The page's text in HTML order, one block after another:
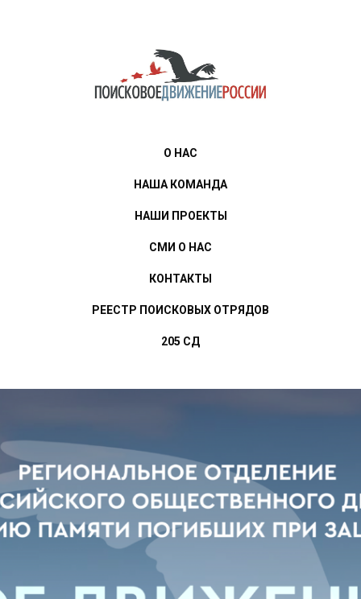
О НАС
НАША КОМАНДА
НАШИ ПРОЕКТЫ
СМИ О НАС
КОНТАКТЫ
РЕЕСТР ПОИСКОВЫХ ОТРЯДОВ
205 СД